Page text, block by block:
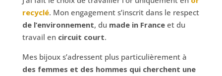
recyclé. Mon engagement s’inscrit dans le respect
de l’environnement, du made in Franceet du
travail en circuit court.
Mes bijoux s’adressent plus particulièrement à
des femmes et des hommes qui cherchent une